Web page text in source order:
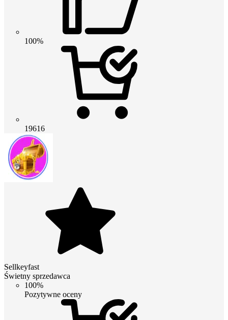
100%
19616
Sellkeyfast
Świetny sprzedawca
100%
Pozytywne oceny